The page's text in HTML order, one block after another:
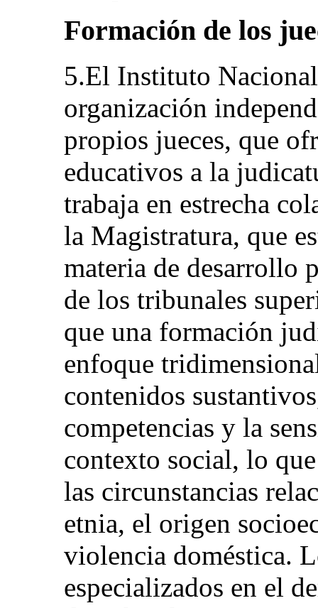
Formación de los
5.El Instituto
organización
propios jueces, que
educativos a la
trabaja en estrecha
la Magistratura, que
materia de desarrollo
de los tribunales
que una formación
enfoque
contenidos
competencias y la
contexto social, lo
las circunstancias
etnia, el origen
violencia doméstica.
especializados en el